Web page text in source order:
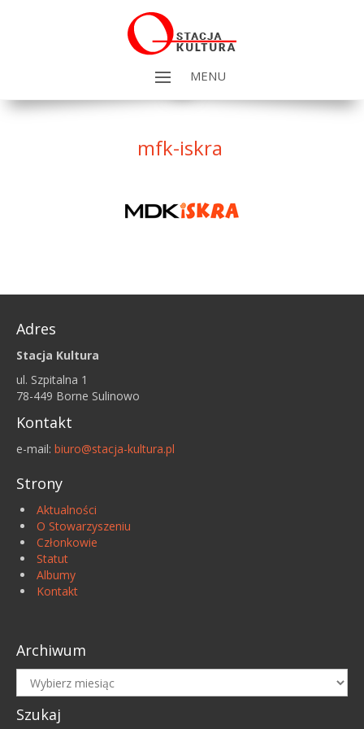
MENU
mfk-iskra
Adres
Stacja Kultura
ul. Szpitalna 1
78-449 Borne Sulinowo
Kontakt
e-mail: biuro@stacja-kultura.pl
Strony
Aktualności
O Stowarzyszeniu
Członkowie
Statut
Albumy
Kontakt
Archiwum
Archiwum
Szukaj